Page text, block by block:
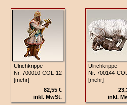
Ulrichkrippe
Nr. 700010‑COL‑12
[mehr]
82,55 €
inkl. MwSt.
Ulrichkrippe
Nr.
[mehr]
inkl.